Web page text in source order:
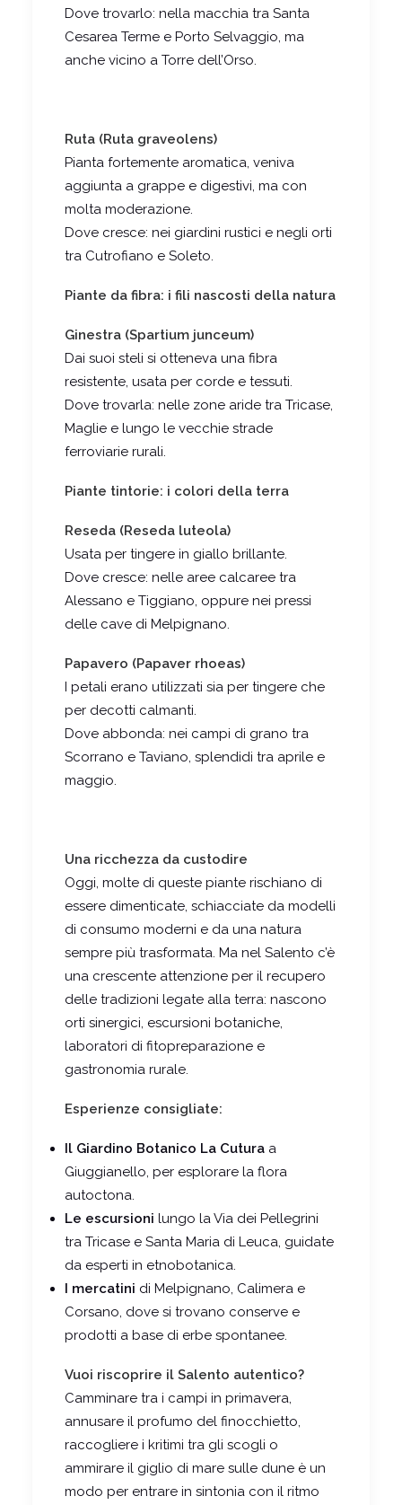
Dove trovarlo: nella macchia tra Santa
Cesarea Terme e Porto Selvaggio, ma
anche vicino a Torre dell’Orso.
Ruta (Ruta graveolens)
Pianta fortemente aromatica, veniva
aggiunta a grappe e digestivi, ma con
molta moderazione.
Dove cresce: nei giardini rustici e negli orti
tra Cutrofiano e Soleto.
Piante da fibra: i fili nascosti della natura
Ginestra (Spartium junceum)
Dai suoi steli si otteneva una fibra
resistente, usata per corde e tessuti.
Dove trovarla: nelle zone aride tra Tricase,
Maglie e lungo le vecchie strade
ferroviarie rurali.
Piante tintorie: i colori della terra
Reseda (Reseda luteola)
Usata per tingere in giallo brillante.
Dove cresce: nelle aree calcaree tra
Alessano e Tiggiano, oppure nei pressi
delle cave di Melpignano.
Papavero (Papaver rhoeas)
I petali erano utilizzati sia per tingere che
per decotti calmanti.
Dove abbonda: nei campi di grano tra
Scorrano e Taviano, splendidi tra aprile e
maggio.
Una ricchezza da custodire
Oggi, molte di queste piante rischiano di
essere dimenticate, schiacciate da modelli
di consumo moderni e da una natura
sempre più trasformata. Ma nel Salento c’è
una crescente attenzione per il recupero
delle tradizioni legate alla terra: nascono
orti sinergici, escursioni botaniche,
laboratori di fitopreparazione e
gastronomia rurale.
Esperienze consigliate:
Il Giardino Botanico La Cutura a
Giuggianello, per esplorare la flora
autoctona.
Le escursioni lungo la Via dei Pellegrini
tra Tricase e Santa Maria di Leuca, guidate
da esperti in etnobotanica.
I mercatini di Melpignano, Calimera e
Corsano, dove si trovano conserve e
prodotti a base di erbe spontanee.
Vuoi riscoprire il Salento autentico?
Camminare tra i campi in primavera,
annusare il profumo del finocchietto,
raccogliere i kritimi tra gli scogli o
ammirare il giglio di mare sulle dune è un
modo per entrare in sintonia con il ritmo